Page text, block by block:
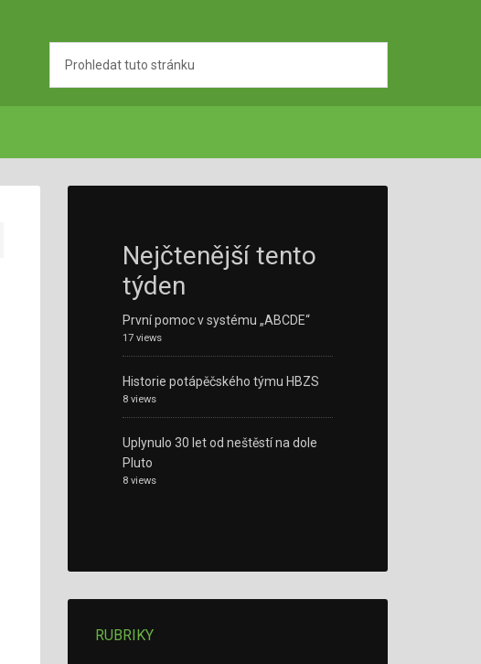
Nejčtenější tento
týden
První pomoc v systému „ABCDE“
17 views
Historie potápěčského týmu HBZS
8 views
Uplynulo 30 let od neštěstí na dole
Pluto
8 views
RUBRIKY